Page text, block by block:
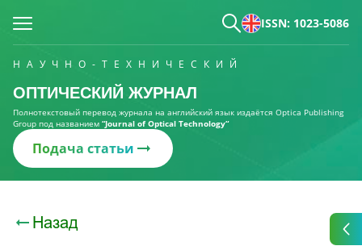
ISSN: 1023-5086
НАУЧНО-ТЕХНИЧЕСКИЙ
ОПТИЧЕСКИЙ ЖУРНАЛ
Полнотекстовый перевод журнала на английский язык издаётся Optica Publishing
Group под названием “Journal of Optical Technology“
Подача статьи
Назад